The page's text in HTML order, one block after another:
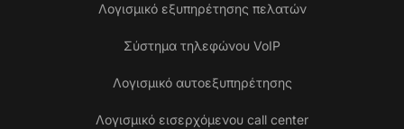
Λογισμικό εξυπηρέτησης πελατών
Σύστημα τηλεφώνου VoIP
Λογισμικό αυτοεξυπηρέτησης
Λογισμικό εισερχόμενου call center